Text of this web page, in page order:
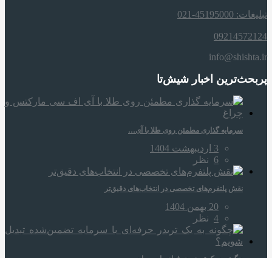
تبلیغات: 45195000-021
09214572124
info@shishta.ir
پربحث‌ترین اخبار شیش‌تا
سرمایه‌ گذاری مطمئن روی طلا با آی…
3 اردیبهشت 1404
6 نظر
نقش پلتفرم‌های تخصصی در انتخاب‌های دقیق‌تر
20 بهمن 1404
4 نظر